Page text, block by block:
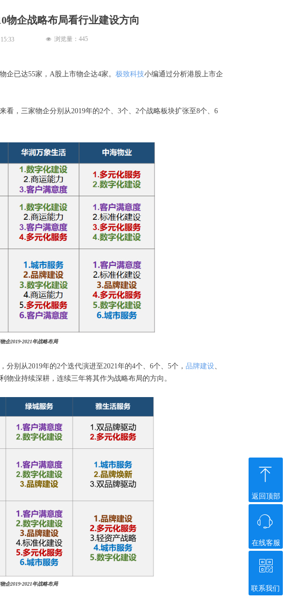
物企战略布局看行业建设方向
企已达55家，A股上市物企达4家。 极致科技小编通过分析港股上市企
，三家物企分别从2019年的2个、3个、2个战略板块扩张至8个、6
企2019-2021年战略布局
别从2019年的2个迭代演进至2021年的4个、6个、5个， 品牌建设、
业持续深耕，连续三年将其作为战略布局的方向。
企2019-2021年战略布局
15:33 넶 浏览量： 445
在线客服
ꁱ
返回顶部
ꁸ
联系我们
ꀥ
微信二维码